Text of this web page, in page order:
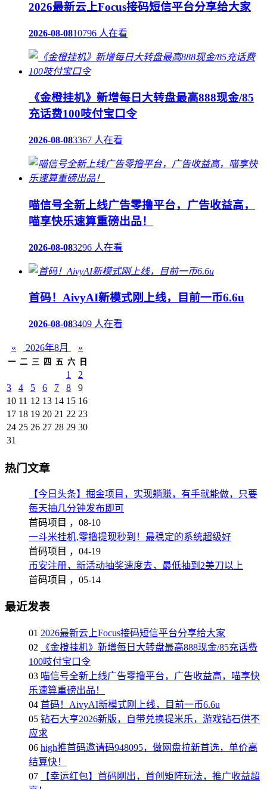
2026最新云上Focus接码短信平台分享给大家
2026-08-0810796 人在看
《金橙挂机》新增每日大转盘最高888现金/85
充话费100吱付宝口令
2026-08-083367 人在看
喵信号全新上线广告零撸平台，广告收益高，
喵享快乐速算重磅出品！
2026-08-083296 人在看
首码！AivyAI新模式刚上线，目前一币6.6u
2026-08-083409 人在看
« 2026年8月 »
一 二 三 四 五 六 日
1
2
3
4 5 6 7 8
9
10 11 12 13 14 15 16
17 18 19 20 21 22 23
24 25 26 27 28 29 30
31
热门文章
【今日头条】掘金项目，实现躺赚，有手就能做，只要
每天抽几分钟发布即可
首码项目 ， 08-10
一斗米挂机,零撸提现秒到！最稳定的系统超级好
首码项目 ， 04-19
币安注册，新活动抽奖速度去，最低抽到2美刀以上
首码项目 ， 05-14
最近发表
01 2026最新云上Focus接码短信平台分享给大家
02
《金橙挂机》新增每日大转盘最高888现金/85充话费
100吱付宝口令
03 喵信号全新上线广告零撸平台，广告收益高，喵享快
乐速算重磅出品！
04 首码！AivyAI新模式刚上线，目前一币6.6u
05 钻石大亨2026新版，自带兑换提米乐，游戏钻石供不
应求
06 high推首码邀请码948095，做网盘拉新首选，单价高
结算快！
07
【幸运红包】首码刚出，首创矩阵玩法，推广收益超